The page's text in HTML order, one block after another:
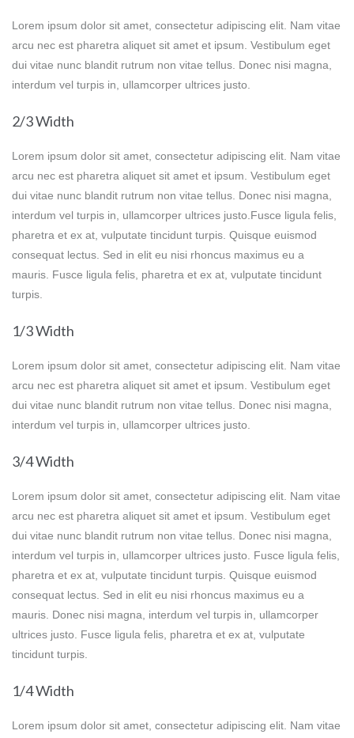
Lorem ipsum dolor sit amet, consectetur adipiscing elit. Nam vitae
arcu nec est pharetra aliquet sit amet et ipsum. Vestibulum eget
dui vitae nunc blandit rutrum non vitae tellus. Donec nisi magna,
interdum vel turpis in, ullamcorper ultrices justo.
2/3 Width
Lorem ipsum dolor sit amet, consectetur adipiscing elit. Nam vitae
arcu nec est pharetra aliquet sit amet et ipsum. Vestibulum eget
dui vitae nunc blandit rutrum non vitae tellus. Donec nisi magna,
interdum vel turpis in, ullamcorper ultrices justo.Fusce ligula felis,
pharetra et ex at, vulputate tincidunt turpis. Quisque euismod
consequat lectus. Sed in elit eu nisi rhoncus maximus eu a
mauris. Fusce ligula felis, pharetra et ex at, vulputate tincidunt
turpis.
1/3 Width
Lorem ipsum dolor sit amet, consectetur adipiscing elit. Nam vitae
arcu nec est pharetra aliquet sit amet et ipsum. Vestibulum eget
dui vitae nunc blandit rutrum non vitae tellus. Donec nisi magna,
interdum vel turpis in, ullamcorper ultrices justo.
3/4 Width
Lorem ipsum dolor sit amet, consectetur adipiscing elit. Nam vitae
arcu nec est pharetra aliquet sit amet et ipsum. Vestibulum eget
dui vitae nunc blandit rutrum non vitae tellus. Donec nisi magna,
interdum vel turpis in, ullamcorper ultrices justo. Fusce ligula felis,
pharetra et ex at, vulputate tincidunt turpis. Quisque euismod
consequat lectus. Sed in elit eu nisi rhoncus maximus eu a
mauris. Donec nisi magna, interdum vel turpis in, ullamcorper
ultrices justo. Fusce ligula felis, pharetra et ex at, vulputate
tincidunt turpis.
1/4 Width
Lorem ipsum dolor sit amet, consectetur adipiscing elit. Nam vitae